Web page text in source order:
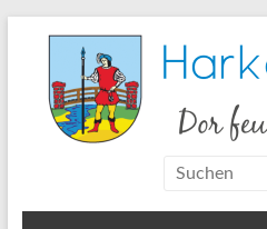
Harkebrügge